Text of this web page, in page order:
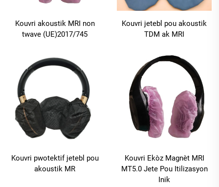
Kouvri akoustik MRI non
twave (UE)2017/745
Kouvri jetebl pou akoustik
TDM ak MRI
Kouvri pwotektif jetebl pou
akoustik MR
Kouvri Ekòz Magnèt MRI
MT5.0 Jete Pou Itilizasyon
Inik